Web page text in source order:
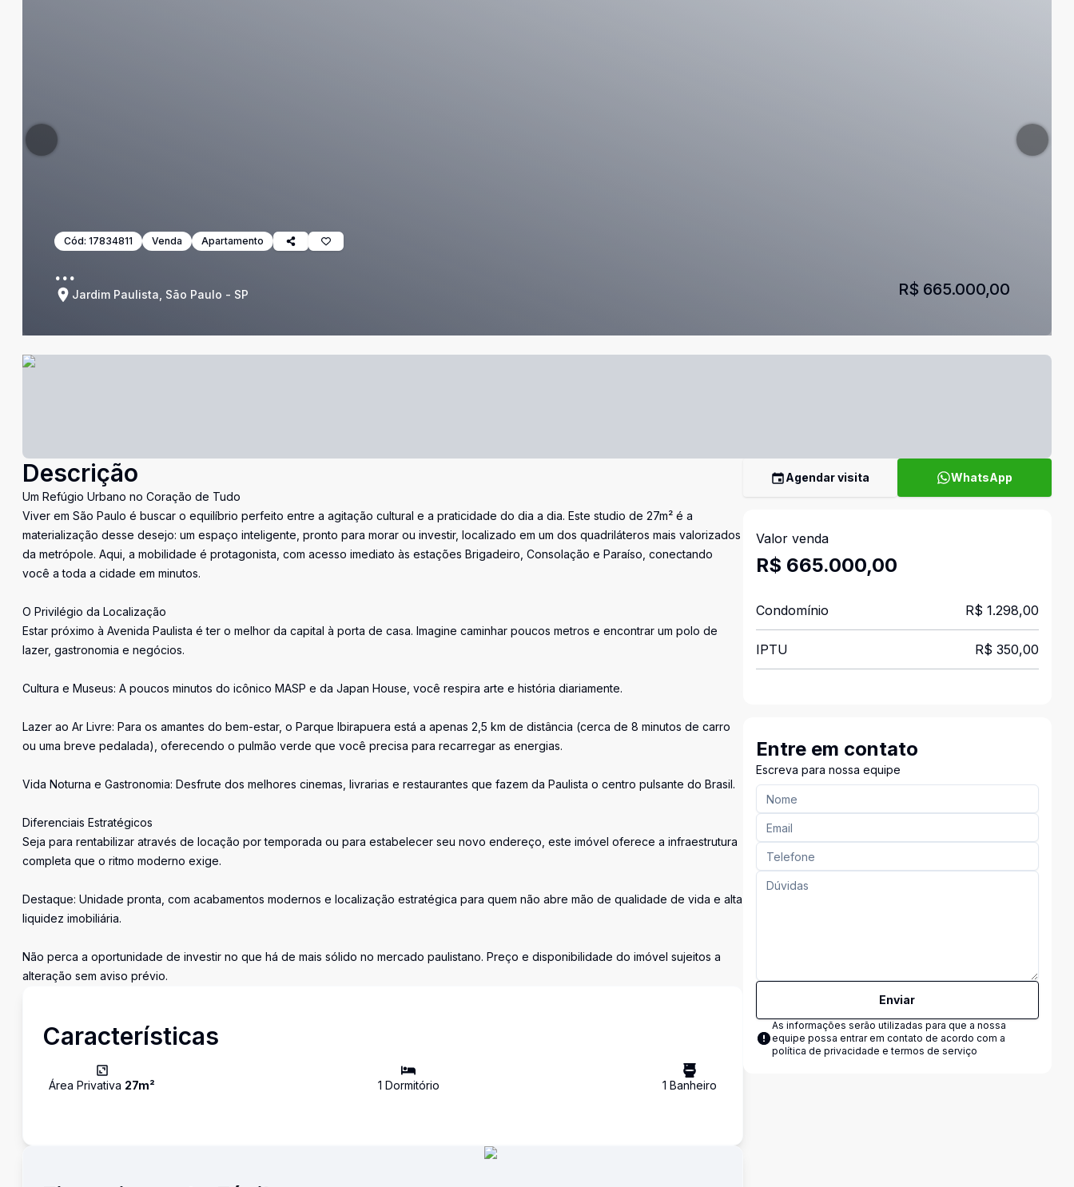
Cód: 17834811 Venda Apartamento
...
Jardim Paulista, São Paulo - SP R$ 665.000,00
Descrição
Um Refúgio Urbano no Coração de Tudo
Viver em São Paulo é buscar o equilíbrio perfeito entre a agitação cultural e a praticidade do dia a dia. Este studio de 27m² é a
materialização desse desejo: um espaço inteligente, pronto para morar ou investir, localizado em um dos quadriláteros mais valorizados
da metrópole. Aqui, a mobilidade é protagonista, com acesso imediato às estações Brigadeiro, Consolação e Paraíso, conectando
você a toda a cidade em minutos.
O Privilégio da Localização
Estar próximo à Avenida Paulista é ter o melhor da capital à porta de casa. Imagine caminhar poucos metros e encontrar um polo de
lazer, gastronomia e negócios.
Cultura e Museus: A poucos minutos do icônico MASP e da Japan House, você respira arte e história diariamente.
Lazer ao Ar Livre: Para os amantes do bem-estar, o Parque Ibirapuera está a apenas 2,5 km de distância (cerca de 8 minutos de carro
ou uma breve pedalada), oferecendo o pulmão verde que você precisa para recarregar as energias.
Vida Noturna e Gastronomia: Desfrute dos melhores cinemas, livrarias e restaurantes que fazem da Paulista o centro pulsante do Brasil.
Diferenciais Estratégicos
Seja para rentabilizar através de locação por temporada ou para estabelecer seu novo endereço, este imóvel oferece a infraestrutura
completa que o ritmo moderno exige.
Destaque: Unidade pronta, com acabamentos modernos e localização estratégica para quem não abre mão de qualidade de vida e alta
liquidez imobiliária.
Não perca a oportunidade de investir no que há de mais sólido no mercado paulistano. Preço e disponibilidade do imóvel sujeitos a
alteração sem aviso prévio.
Características
Área Privativa 27m² 1 Dormitório 1 Banheiro
Agendar visita WhatsApp
Valor venda
R$ 665.000,00
Condomínio R$ 1.298,00
IPTU R$ 350,00
Entre em contato
Escreva para nossa equipe
Enviar
As informações serão utilizadas para que a nossa
equipe possa entrar em contato de acordo com a
política de privacidade e termos de serviço